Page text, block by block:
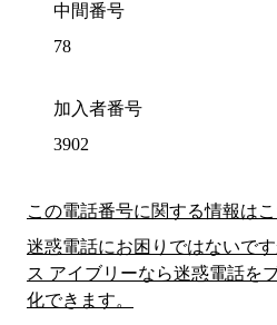
中間番号
78
加入者番号
3902
この電話番号に関する情報は
迷惑電話にお困りではないで
ス アイブリーなら迷惑電話を
化できます。